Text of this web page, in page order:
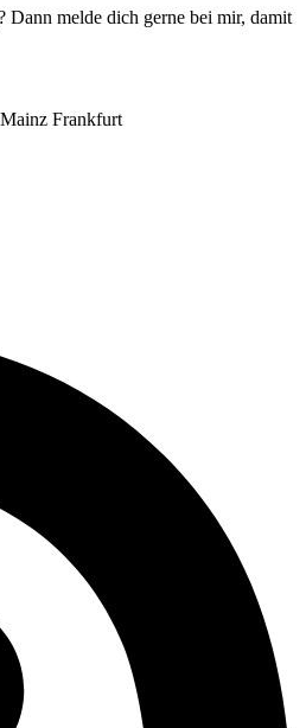
Dann melde dich gerne bei mir, damit
Frankfurt